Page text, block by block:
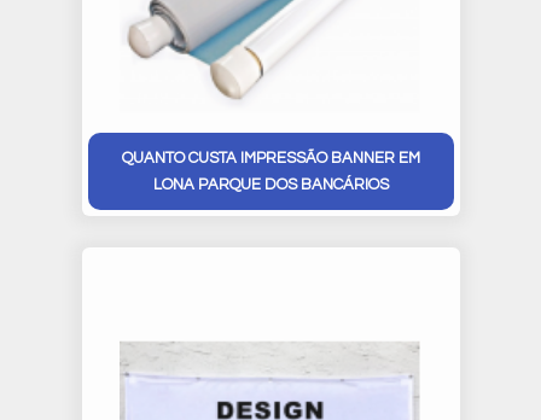
QUANTO CUSTA IMPRESSÃO BANNER EM
LONA PARQUE DOS BANCÁRIOS